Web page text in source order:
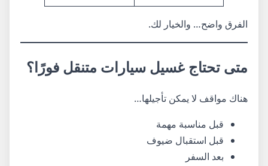
الفرق واضح… والخيار لك.
متى تحتاج غسيل سيارات متنقل فورًا؟
هناك مواقف لا يمكن تأجيلها…
قبل مناسبة مهمة
قبل استقبال ضيوف
بعد السفر